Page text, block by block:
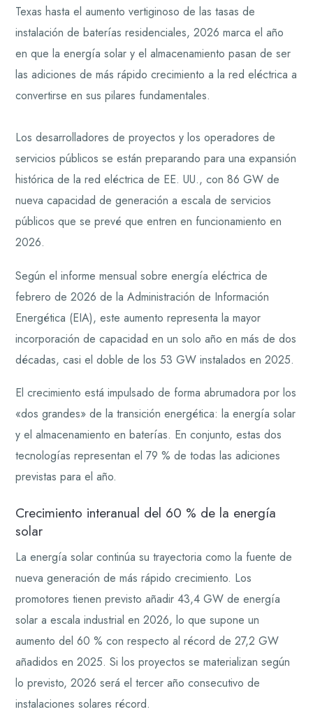
Texas hasta el aumento vertiginoso de las tasas de
instalación de baterías residenciales, 2026 marca el año
en que la energía solar y el almacenamiento pasan de ser
las adiciones de más rápido crecimiento a la red eléctrica a
convertirse en sus pilares fundamentales.
Los desarrolladores de proyectos y los operadores de
servicios públicos se están preparando para una expansión
histórica de la red eléctrica de EE. UU., con 86 GW de
nueva capacidad de generación a escala de servicios
públicos que se prevé que entren en funcionamiento en
2026.
Según el informe mensual sobre energía eléctrica de
febrero de 2026 de la Administración de Información
Energética (EIA), este aumento representa la mayor
incorporación de capacidad en un solo año en más de dos
décadas, casi el doble de los 53 GW instalados en 2025.
El crecimiento está impulsado de forma abrumadora por los
«dos grandes» de la transición energética: la energía solar
y el almacenamiento en baterías. En conjunto, estas dos
tecnologías representan el 79 % de todas las adiciones
previstas para el año.
Crecimiento interanual del 60 % de la energía
solar
La energía solar continúa su trayectoria como la fuente de
nueva generación de más rápido crecimiento. Los
promotores tienen previsto añadir 43,4 GW de energía
solar a escala industrial en 2026, lo que supone un
aumento del 60 % con respecto al récord de 27,2 GW
añadidos en 2025. Si los proyectos se materializan según
lo previsto, 2026 será el tercer año consecutivo de
instalaciones solares récord.